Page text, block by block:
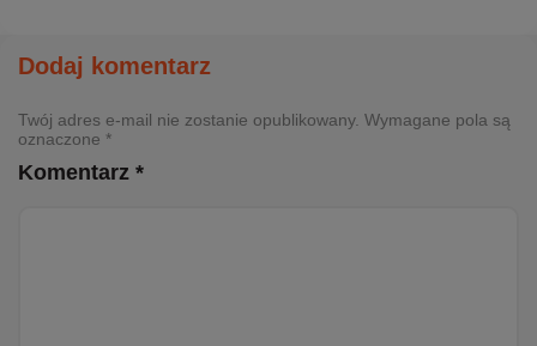
Dodaj komentarz
Twój adres e-mail nie zostanie opublikowany. Wymagane pola są
oznaczone *
Komentarz *